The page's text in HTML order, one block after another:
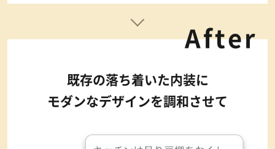
After
既存の落ち着いた内装に
モダンなデザインを調和させて